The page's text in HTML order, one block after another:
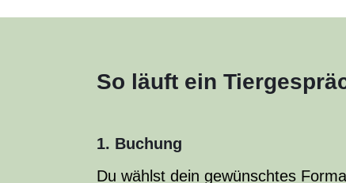
So läuft ein
1. Buchung
Du wählst dein gewünschtes